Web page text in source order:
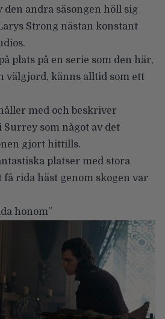
den andra säsongen höll sig
Strong nästan konstant
plats på en serie som den här,
välgjord, känns alltid som ett
med och beskriver
som något av det
gjort hittills.
platser med stora
få rida häst genom skogen var
honom”